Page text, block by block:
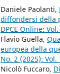
Daniele Paolanti,
diffondersi della
DPCE Online:
Flavio Guella,
europea della
No. 2 (2025): Vol.
Nicolò Fuccaro,